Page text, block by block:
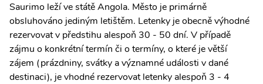
Saurimo leží ve státě Angola. Město je primárně
obsluhováno jediným letištěm. Letenky je obecně výhodné
rezervovat v předstihu alespoň 30 - 50 dní. V případě
zájmu o konkrétní termín či o termíny, o které je větší
zájem (prázdniny, svátky a významné události v dané
destinaci), je vhodné rezervovat letenky alespoň 3 - 4